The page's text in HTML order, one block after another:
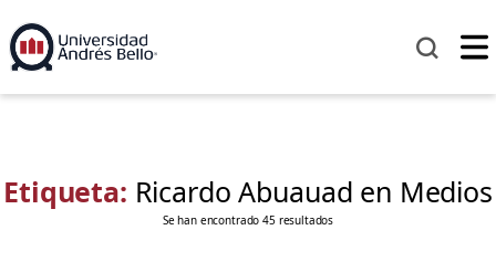
Etiqueta: Ricardo Abuauad en Medios
Se han encontrado 45 resultados